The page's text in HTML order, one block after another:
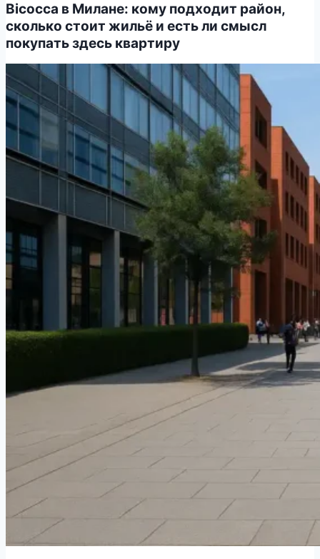
Bicocca в Милане: кому подходит район,
сколько стоит жильё и есть ли смысл
покупать здесь квартиру